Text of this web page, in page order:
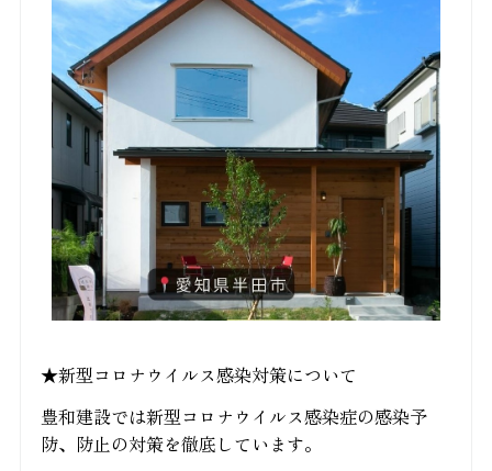
★新型コロナウイルス感染対策について
豊和建設では新型コロナウイルス感染症の感染予
防、防止の対策を徹底しています。